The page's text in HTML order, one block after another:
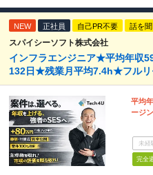
NEW 正社員 自己PR不要 話を
スパイシーソフト株式会社
インフラエンジニア★平均年収
132日★残業月平均7.4h★フルリ
平均
ージ
未経
完全